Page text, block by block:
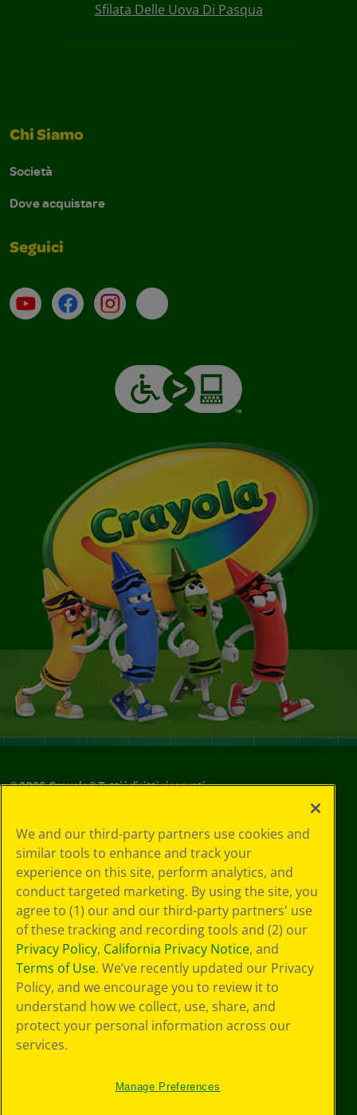
Sfilata Delle Uova Di Pasqua
Chi Siamo
Società
Dove acquistare
Seguici
Su YouTube
ContattiProfilo Instagram
Email
©2026Crayola® Tutti i diritti riservati.
in materia di
privacy
Informativa sulla
privacy
Termini SMS
GDPR
Informativa sulla
privacy di CA
Technologies
Preferenze cookie
Condizioni d'uso
Accessibilità web
Mappa del sito
We and our third-party partners use cookies and
similar tools to enhance and track your
experience on this site, perform analytics, and
conduct targeted marketing. By using the site, you
agree to (1) our and our third-party partners' use
of these tracking and recording tools and (2) our
Privacy Policy, California Privacy Notice, and
Terms of Use. We’ve recently updated our Privacy
Policy, and we encourage you to review it to
understand how we collect, use, share, and
protect your personal information across our
services.
Manage Preferences